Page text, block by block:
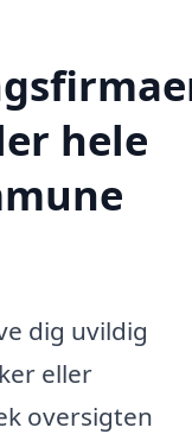
hele
dig uvildig
eller
oversigten